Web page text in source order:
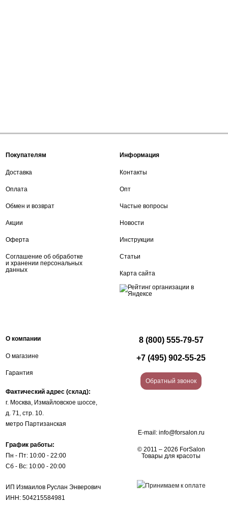
Покупателям
Доставка
Оплата
Обмен и возврат
Акции
Оферта
Соглашение об обработке
и хранении персональных
данных
Информация
Контакты
Опт
Частые вопросы
Новости
Инструкции
Статьи
Карта сайта
О компании
О магазине
Гарантия
Фактический адрес (склад):
г. Москва, Измайловское шоссе,
д. 71, стр. 10.
метро Партизанская
График работы:
Пн - Пт: 10:00 - 22:00
Сб - Вс: 10:00 - 20:00
ИП Измаилов Руслан Энверович
ИНН: 504215584981
8 (800) 555-79-57
+7 (495) 902-55-25
Обратный звонок
E-mail: info@forsalon.ru
© 2011 – 2026 ForSalon
Товары для красоты